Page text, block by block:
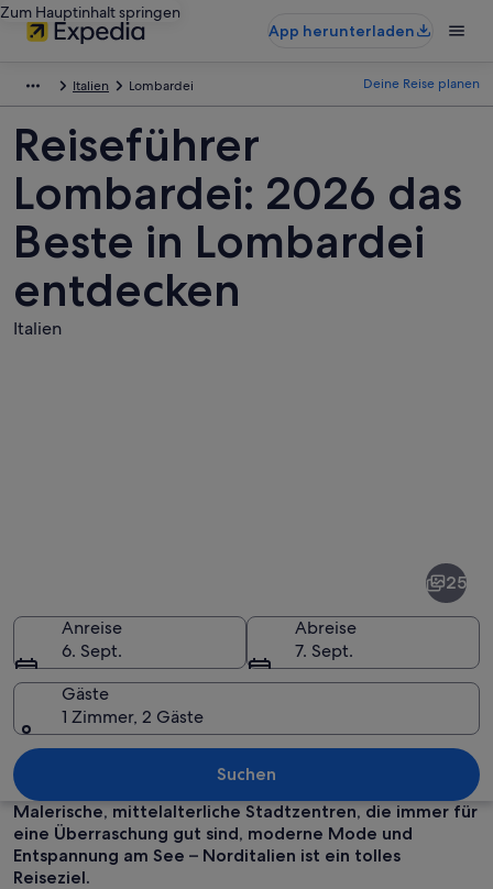
Zum Hauptinhalt springen
App herunterladen
Italien Lombardei Deine Reise planen
Reiseführer
Lombardei: 2026 das
Beste in Lombardei
entdecken
Italien
Ein Steinturm mit freiem Blick auf
25
Anreise
6. Sept.
Abreise
7. Sept.
Gäste
1 Zimmer, 2 Gäste
Suchen
Malerische, mittelalterliche Stadtzentren, die immer für
eine Überraschung gut sind, moderne Mode und
Entspannung am See – Norditalien ist ein tolles
Reiseziel.